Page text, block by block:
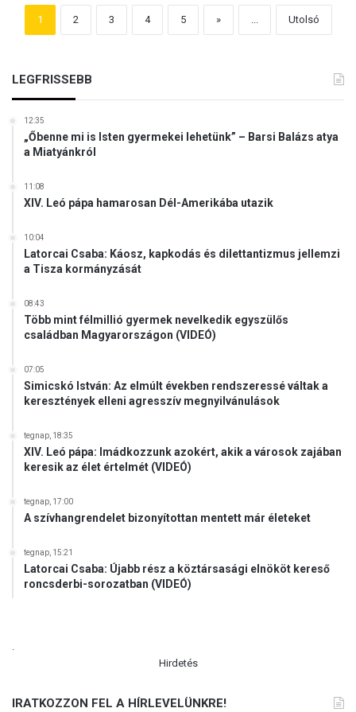
1 2 3 4 5 » ... Utolsó
LEGFRISSEBB
12:35
„Őbenne mi is Isten gyermekei lehetünk” – Barsi Balázs atya
a Miatyánkról
11:08
XIV. Leó pápa hamarosan Dél-Amerikába utazik
10:04
Latorcai Csaba: Káosz, kapkodás és dilettantizmus jellemzi
a Tisza kormányzását
08:43
Több mint félmillió gyermek nevelkedik egyszülős
családban Magyarországon (VIDEÓ)
07:05
Simicskó István: Az elmúlt években rendszeressé váltak a
keresztények elleni agresszív megnyilvánulások
tegnap, 18:35
XIV. Leó pápa: Imádkozzunk azokért, akik a városok zajában
keresik az élet értelmét (VIDEÓ)
tegnap, 17:00
A szívhangrendelet bizonyítottan mentett már életeket
tegnap, 15:21
Latorcai Csaba: Újabb rész a köztársasági elnököt kereső
roncsderbi-sorozatban (VIDEÓ)
.
Hirdetés
IRATKOZZON FEL A HÍRLEVELÜNKRE!